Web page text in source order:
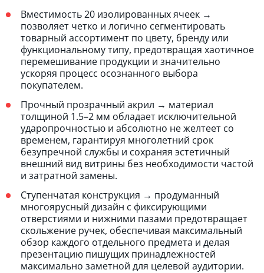
Вместимость 20 изолированных ячеек →
позволяет четко и логично сегментировать
товарный ассортимент по цвету, бренду или
функциональному типу, предотвращая хаотичное
перемешивание продукции и значительно
ускоряя процесс осознанного выбора
покупателем.
Прочный прозрачный акрил → материал
толщиной 1.5–2 мм обладает исключительной
ударопрочностью и абсолютно не желтеет со
временем, гарантируя многолетний срок
безупречной службы и сохраняя эстетичный
внешний вид витрины без необходимости частой
и затратной замены.
Ступенчатая конструкция → продуманный
многоярусный дизайн с фиксирующими
отверстиями и нижними пазами предотвращает
скольжение ручек, обеспечивая максимальный
обзор каждого отдельного предмета и делая
презентацию пишущих принадлежностей
максимально заметной для целевой аудитории.